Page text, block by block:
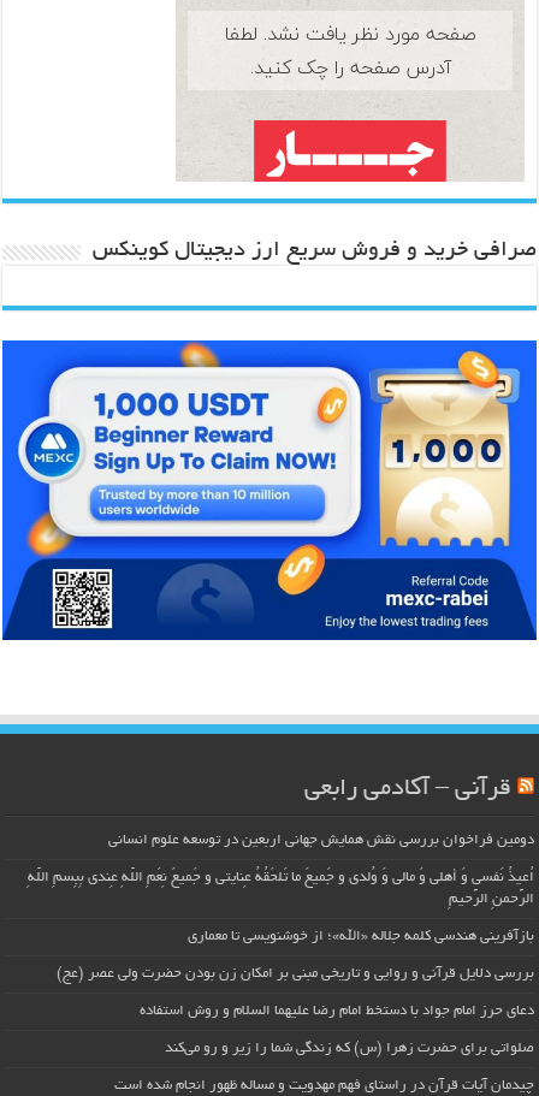
صرافی خرید و فروش سریع ارز دیجیتال کوینکس
قرآنی – آکادمی رابعی
دومین فراخوان بررسی نقش همایش جهانی اربعین در توسعه علوم انسانی
اُعیذُ نَفسی وَ أهلی وَ مالی وَ وُلدی و جَمیعَ ما تَلحَقُهُ عِنایتی و جَمیعَ نِعَمِ اللّهِ عِندی بِبِسمِ اللّهِ
الرَّحمنِ الرَّحیمِ
بازآفرینی هندسی کلمه جلاله «الله»؛ از خوشنویسی تا معماری
بررسی دلایل قرآنی و روایی و تاریخی مبنی بر امکان زن بودن حضرت ولی عصر (عج)
دعای حرز امام جواد با دستخط امام رضا علیهما السلام و روش استفاده
صلواتی برای حضرت زهرا (س) که زندگی شما را زیر و رو می‌کند
چیدمان آیات قرآن در راستای فهم مهدویت و مساله ظهور انجام شده است